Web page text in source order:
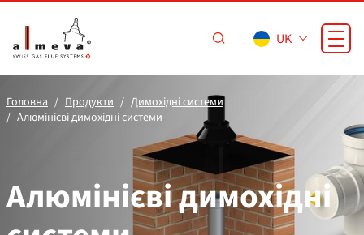
UK
Головна Продукти
Димохідні системи
Алюмінієві димохідні системи
Алюмінієві димохідні